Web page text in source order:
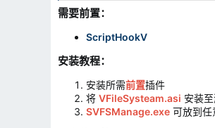
需要前置：
ScriptHookV
安装教程：
安装所需前置插件
将 VFileSysteam.asi 安装
SVFSManage.exe 可放到任